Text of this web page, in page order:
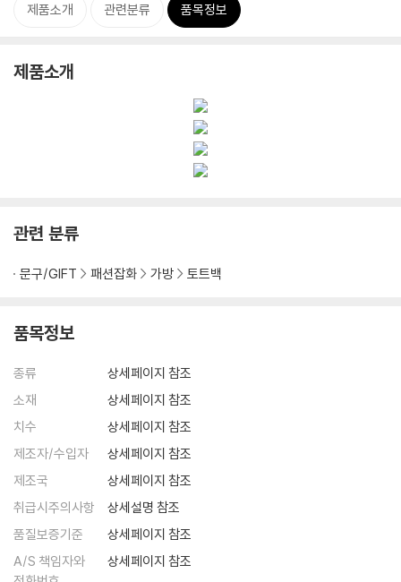
제품소개 관련분류 품목정보
제품소개
관련 분류
문구/GIFT 패션잡화 가방 토트백
품목정보
종류
상세페이지 참조
소재
상세페이지 참조
치수
상세페이지 참조
제조자/수입자
상세페이지 참조
제조국
상세페이지 참조
취급시주의사항
상세설명 참조
품질보증기준
상세페이지 참조
A/S 책임자와
상세페이지 참조